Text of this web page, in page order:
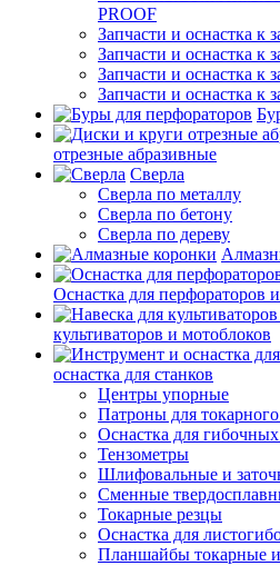
PROOF
Запчасти и оснастка к
Запчасти и оснастка к
Запчасти и оснастка к
Запчасти и оснастка к
отрезные абразивные
Сверла
Сверла по металлу
Сверла по бетону
Сверла по дереву
Оснастка для перфораторов
культиваторов и мотоблоков
оснастка для станков
Центры упорные
Патроны для токарного
Оснастка для гибочных
Тензометры
Шлифовальные и
Сменные
Токарные резцы
Оснастка для
Планшайбы токарные